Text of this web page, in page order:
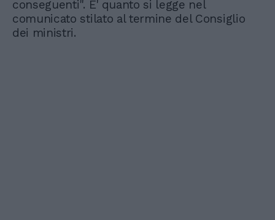
conseguenti". E' quanto si legge nel
comunicato stilato al termine del Consiglio
dei ministri.